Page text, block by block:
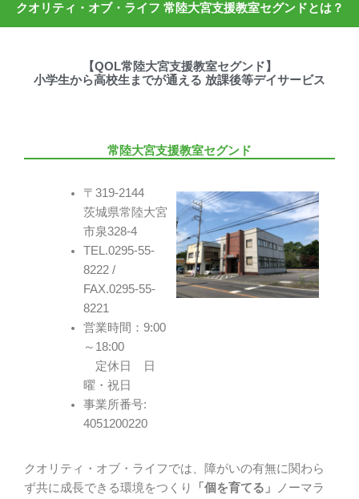
クオリティ・オブ・ライフ 常陸大宮支援教室セグンドとは？
【QOL常陸大宮支援教室セグンド】
小学生から高校生までが通える 放課後等デイサービス
常陸大宮支援教室セグンド
〒319-2144
茨城県常陸大宮
市泉328-4
TEL.0295-55-
8222 /
FAX.0295-55-
8221
営業時間：9:00
～18:00
定休日 日
曜・祝日
事業所番号:
4051200220
クオリティ・オブ・ライフでは、障がいの有無に関わら
ず共に成長できる環境をつくり
「個を育てる」
ノーマラ